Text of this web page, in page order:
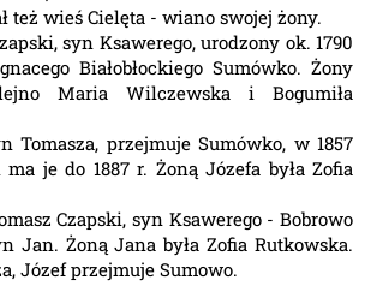
też wieś Cielęta - wiano swojej żony.
syn Ksawerego, urodzony ok. 1790
Białobłockiego Sumówko. Żony
Maria Wilczewska i Bogumiła
Tomasza, przejmuje Sumówko, w 1857
je do 1887 r. Żoną Józefa była Zofia
Czapski, syn Ksawerego - Bobrowo
Jan. Żoną Jana była Zofia Rutkowska.
Józef przejmuje Sumowo.